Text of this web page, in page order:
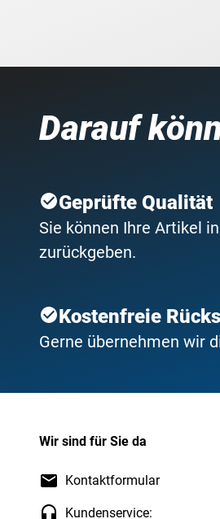
Darauf
Geprüfte Qualität
Sie können Ihre Artikel
zurückgeben.
Kostenfreie
Gerne übernehmen wir
Wir sind für Sie da
Kontaktformular
Kundenservice: